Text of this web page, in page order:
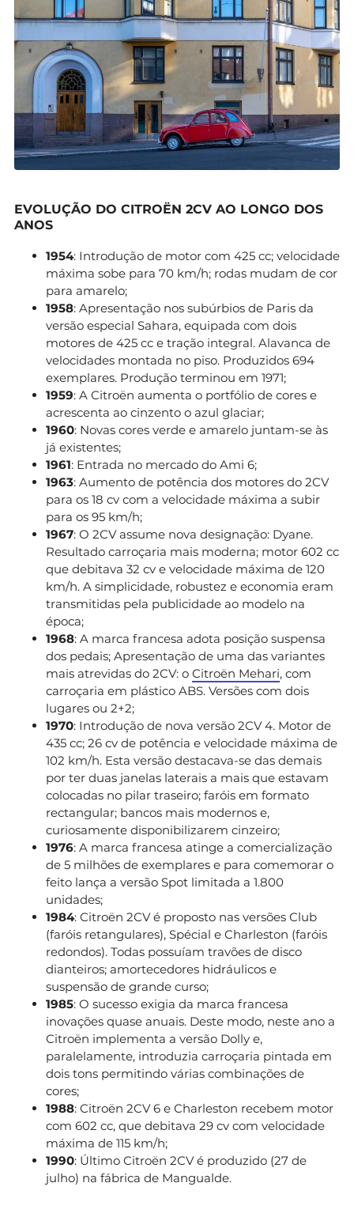
EVOLUÇÃO DO CITROËN 2CV AO LONGO DOS
ANOS
1954: Introdução de motor com 425 cc; velocidade
máxima sobe para 70 km/h; rodas mudam de cor
para amarelo;
1958: Apresentação nos subúrbios de Paris da
versão especial Sahara, equipada com dois
motores de 425 cc e tração integral. Alavanca de
velocidades montada no piso. Produzidos 694
exemplares. Produção terminou em 1971;
1959: A Citroën aumenta o portfólio de cores e
acrescenta ao cinzento o azul glaciar;
1960: Novas cores verde e amarelo juntam-se às
já existentes;
1961: Entrada no mercado do Ami 6;
1963: Aumento de potência dos motores do 2CV
para os 18 cv com a velocidade máxima a subir
para os 95 km/h;
1967: O 2CV assume nova designação: Dyane.
Resultado carroçaria mais moderna; motor 602 cc
que debitava 32 cv e velocidade máxima de 120
km/h. A simplicidade, robustez e economia eram
transmitidas pela publicidade ao modelo na
época;
1968: A marca francesa adota posição suspensa
dos pedais; Apresentação de uma das variantes
mais atrevidas do 2CV: o Citroën Mehari, com
carroçaria em plástico ABS. Versões com dois
lugares ou 2+2;
1970: Introdução de nova versão 2CV 4. Motor de
435 cc; 26 cv de potência e velocidade máxima de
102 km/h. Esta versão destacava-se das demais
por ter duas janelas laterais a mais que estavam
colocadas no pilar traseiro; faróis em formato
rectangular; bancos mais modernos e,
curiosamente disponibilizarem cinzeiro;
1976: A marca francesa atinge a comercialização
de 5 milhões de exemplares e para comemorar o
feito lança a versão Spot limitada a 1.800
unidades;
1984: Citroën 2CV é proposto nas versões Club
(faróis retangulares), Spécial e Charleston (faróis
redondos). Todas possuíam travões de disco
dianteiros; amortecedores hidráulicos e
suspensão de grande curso;
1985: O sucesso exigia da marca francesa
inovações quase anuais. Deste modo, neste ano a
Citroën implementa a versão Dolly e,
paralelamente, introduzia carroçaria pintada em
dois tons permitindo várias combinações de
cores;
1988: Citroën 2CV 6 e Charleston recebem motor
com 602 cc, que debitava 29 cv com velocidade
máxima de 115 km/h;
1990: Último Citroën 2CV é produzido (27 de
julho) na fábrica de Mangualde.